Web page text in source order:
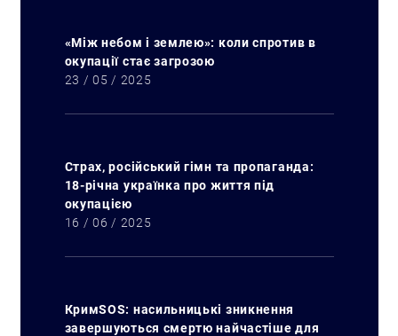
«Між небом і землею»: коли спротив в
окупації стає загрозою
23 / 05 / 2025
Страх, російський гімн та пропаганда:
18-річна українка про життя під
окупацією
16 / 06 / 2025
КримSOS: насильницькі зникнення
завершуються смертю найчастіше для